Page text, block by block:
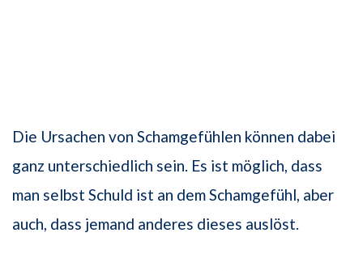
Die Ursachen von Schamgefühlen können dabei
ganz unterschiedlich sein. Es ist möglich, dass
man selbst Schuld ist an dem Schamgefühl, aber
auch, dass jemand anderes dieses auslöst.